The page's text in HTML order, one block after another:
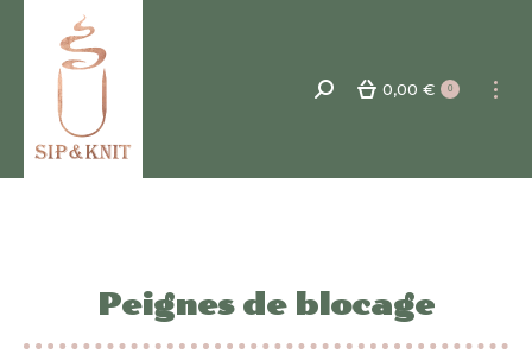
Recherche
0,00 € 0
Peignes de blocage